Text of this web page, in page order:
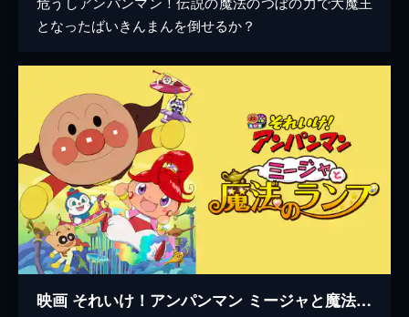
となったばいきんまんを倒せるか？
映画 それいけ！アンパンマン ミージャと魔法のランプ